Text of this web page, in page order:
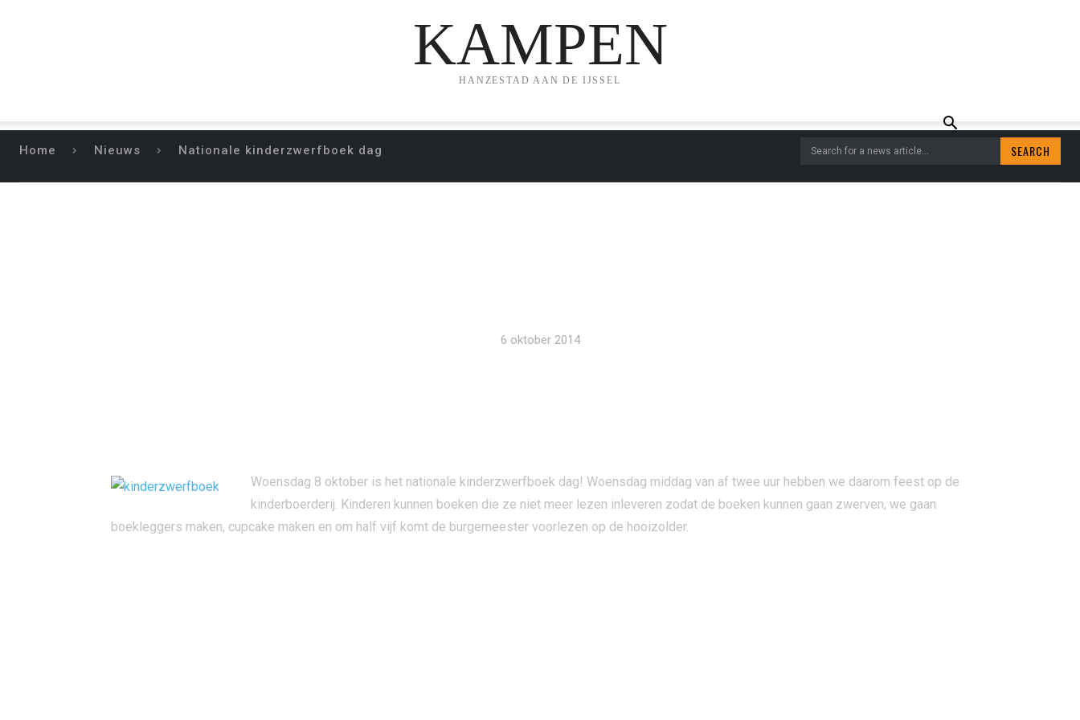
KAMPEN
HANZESTAD AAN DE IJSSEL
Home Nieuws Nationale kinderzwerfboek dag Search for a news article... SEARCH
6 oktober 2014
Woensdag 8 oktober is het nationale kinderzwerfboek dag! Woensdag middag van af twee uur hebben we daarom feest op de
kinderboerderij. Kinderen kunnen boeken die ze niet meer lezen inleveren zodat de boeken kunnen gaan zwerven, we gaan
boekleggers maken, cupcake maken en om half vijf komt de burgemeester voorlezen op de hooizolder.